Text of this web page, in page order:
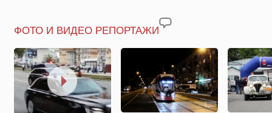
ФОТО И ВИДЕО РЕПОРТАЖИ